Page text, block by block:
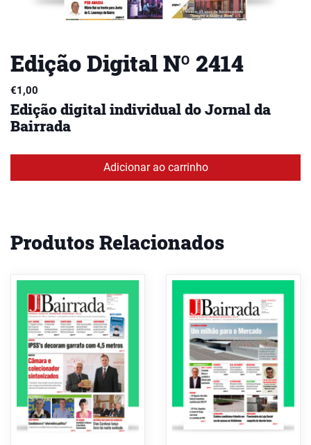
Edição Digital Nº 2414
€1,00
Edição digital individual do Jornal da
Bairrada
Adicionar ao carrinho
Produtos Relacionados